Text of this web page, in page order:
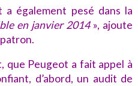
a également pesé dans la
en janvier 2014 », ajoute
que Peugeot a fait appel à
d’abord, un audit de